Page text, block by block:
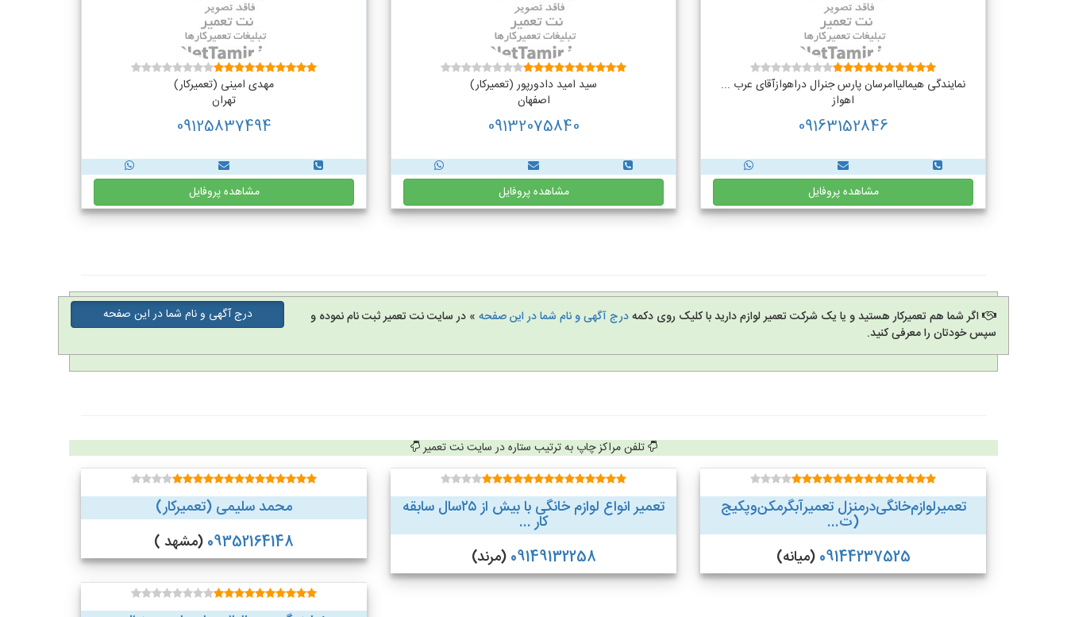
نمایندگی هیمالیاامرسان پارس جنرال دراهوازآقای عرب ...
اهواز
09163152846
مشاهده پروفایل
سید امید دادورپور (تعمیرکار)
اصفهان
09132075840
مشاهده پروفایل
مهدی امینی (تعمیرکار)
تهران
09125837494
مشاهده پروفایل
اگر شما هم تعمیرکار هستید و یا یک شرکت تعمیر لوازم دارید با کلیک روی دکمهدرج آگهی و نام شما در این صفحه » در سایت نت تعمیر ثبت نام نموده و
سپس خودتان را معرفی کنید.
درج آگهی و نام شما در این صفحه
تلفن مراکز چاپ به ترتیب ستاره در سایت نت تعمیر
تعمیر‌لوازم‌‌خانگی‌در‌منزل‌ تعمیر‌آبگرمکن‌وپکیج
(ت...
09144237525 (میانه)
تعمیر انواع لوازم خانگی با بیش از ۲۵سال سابقه
کار ...
09149132258 (مرند)
محمد سلیمی (تعمیرکار)
09352164148 (مشهد )